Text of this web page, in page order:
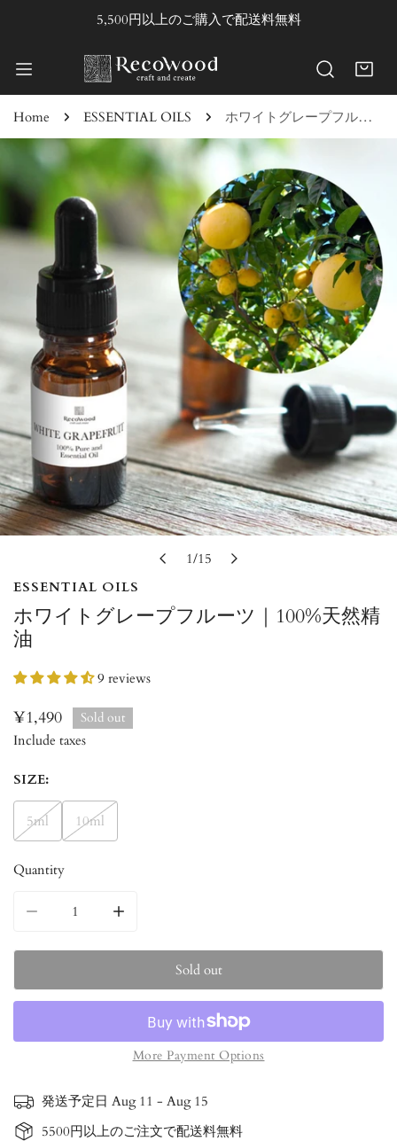
5,500円以上のご購入で配送料無料
Home ESSENTIAL OILS ホワイトグレープフルーツ｜100%天然精油
product information
1/15
ESSENTIAL OILS
ホワイトグレープフルーツ｜100%天然精
油
9 reviews
Regular
price
¥1,490 Sold out
Include taxes
SIZE:
5ml 10ml
Quantity
Sold out
More Payment Options
発送予定日 Aug 11 - Aug 15
5500円以上のご注文で配送料無料